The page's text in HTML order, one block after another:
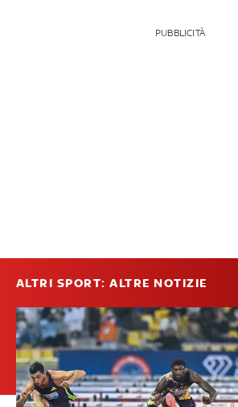
PUBBLICITÀ
ALTRI SPORT: ALTRE NOTIZIE